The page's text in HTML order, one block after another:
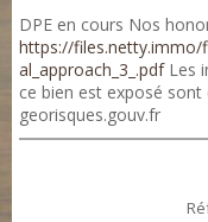
DPE en cours Nos
https://files.netty.immo/
al_approach_3_.pdfLes
ce bien est exposé sont
georisques.gouv.fr